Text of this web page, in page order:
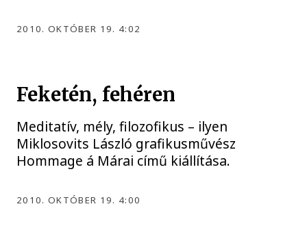
2010. OKTÓBER 19. 4:02
Feketén, fehéren
Meditatív, mély, filozofikus – ilyen
Miklosovits László grafikusművész
Hommage á Márai című kiállítása.
2010. OKTÓBER 19. 4:00